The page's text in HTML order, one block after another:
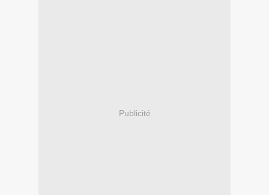
Publicité